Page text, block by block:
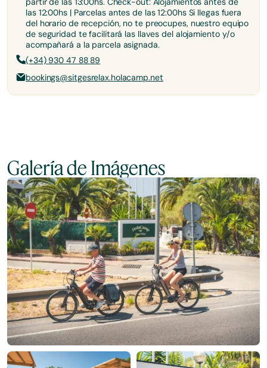
las 12:00hs | Parcelas antes de las 12:00hs Si llegas fuera
del horario de recepción, no te preocupes, nuestro equipo
de seguridad te facilitará las llaves del alojamiento y/o
acompañará a la parcela asignada.
(+34) 930 47 88 89
bookings@sitgesrelax.holacamp.net
Galería de Imágenes